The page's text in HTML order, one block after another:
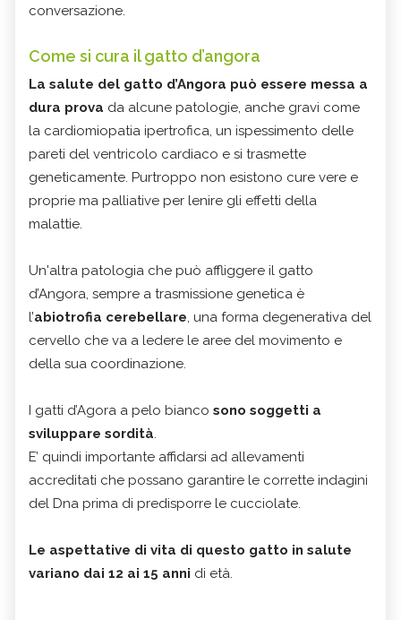
conversazione.
Come si cura il gatto d’angora
La salute del gatto d’Angora può essere messa a
dura prova da alcune patologie, anche gravi come
la cardiomiopatia ipertrofica, un ispessimento delle
pareti del ventricolo cardiaco e si trasmette
geneticamente. Purtroppo non esistono cure vere e
proprie ma palliative per lenire gli effetti della
malattie.
Un'altra patologia che può affliggere il gatto
d’Angora, sempre a trasmissione genetica è
l’abiotrofia cerebellare, una forma degenerativa del
cervello che va a ledere le aree del movimento e
della sua coordinazione.
I gatti d’Agora a pelo bianco sono soggetti a
sviluppare sordità.
E’ quindi importante affidarsi ad allevamenti
accreditati che possano garantire le corrette indagini
del Dna prima di predisporre le cucciolate.
Le aspettative di vita di questo gatto in salute
variano dai 12 ai 15 anni di età.